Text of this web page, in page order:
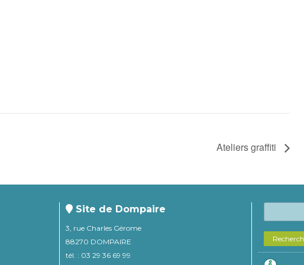
Ateliers graffiti
Site de Dompaire
3, rue Charles Gérome
88270 DOMPAIRE
tél. : 03 29 36 69 99